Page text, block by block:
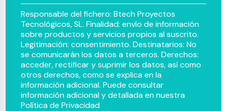
Responsable del fichero: Btech Proyectos
Tecnológicos, SL. Finalidad: envío de información
sobre productos y servicios propios al suscrito.
Legitimación: consentimiento. Destinatarios: No
se comunicarán los datos a terceros. Derechos:
acceder, rectificar y suprimir los datos, así como
otros derechos, como se explica en la
información adicional. Puede consultar
información adicional y detallada en nuestra
Política de Privacidad